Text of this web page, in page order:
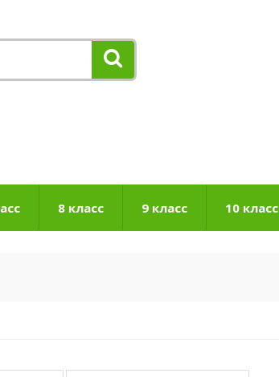
8 класс 9 класс 10 класс